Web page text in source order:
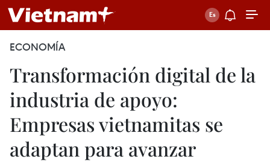
ECONOMÍA
Transformación digital de la
industria de apoyo:
Empresas vietnamitas se
adaptan para avanzar